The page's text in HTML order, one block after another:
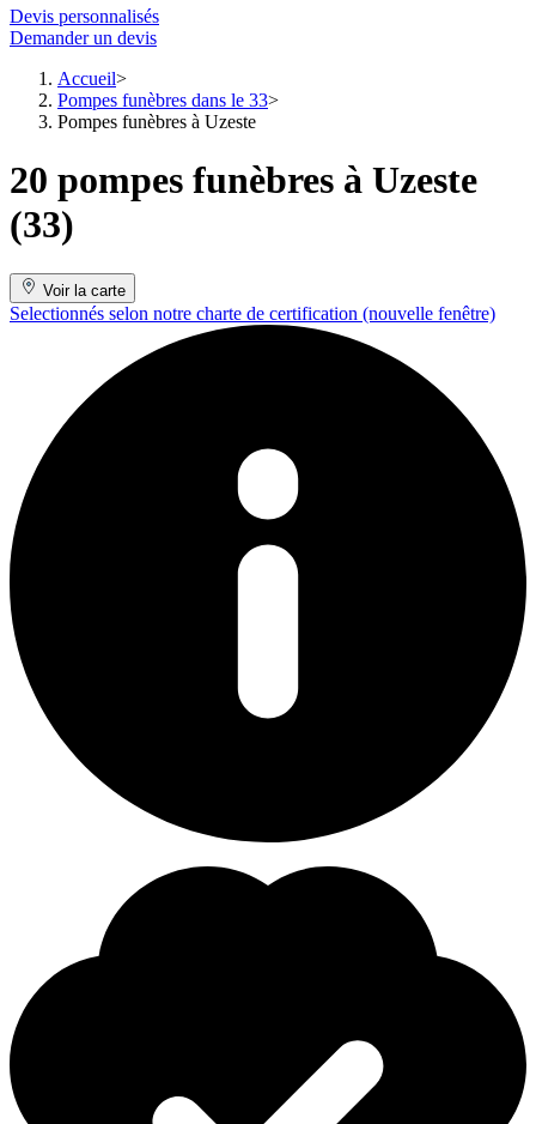
Devis personnalisés
Demander un devis
Accueil
Pompes funèbres dans le 33
Pompes funèbres à Uzeste
20 pompes funèbres à Uzeste
(33)
Voir la carte
Selectionnés selon notre charte de certification (nouvelle fenêtre)